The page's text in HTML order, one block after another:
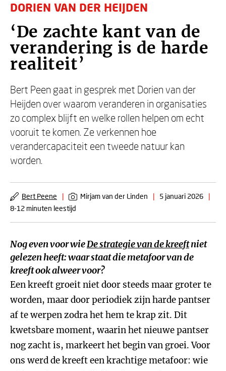
DORIEN VAN DER HEIJDEN
‘De zachte kant van de
verandering is de harde
realiteit’
Bert Peen gaat in gesprek met Dorien van der
Heijden over waarom veranderen in organisaties
zo complex blijft en welke rollen helpen om echt
vooruit te komen. Ze verkennen hoe
verandercapaciteit een tweede natuur kan
worden.
Bert Peene | Mirjam van der Linden | 5 januari 2026
|
8-12 minuten leestijd
Nog even voor wieDe strategie van de kreeftniet
gelezen heeft: waar staat die metafoor van de
kreeft ook alweer voor?
Een kreeft groeit niet door steeds maar groter te
worden, maar door periodiek zijn harde pantser
af te werpen zodra het hem te krap zit. Dit
kwetsbare moment, waarin het nieuwe pantser
nog zacht is, markeert het begin van groei. Voor
ons werd de kreeft een krachtige metafoor: wie